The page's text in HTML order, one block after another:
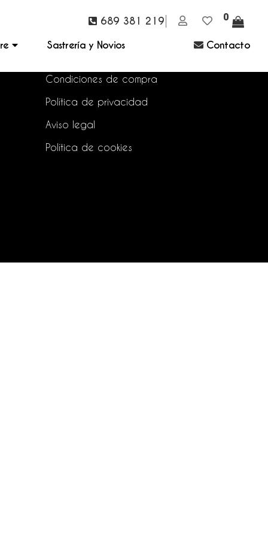
Sastrería y Novios Contacto
689 381 219
Condiciones de compra
Política de privacidad
Aviso legal
Política de cookies
0